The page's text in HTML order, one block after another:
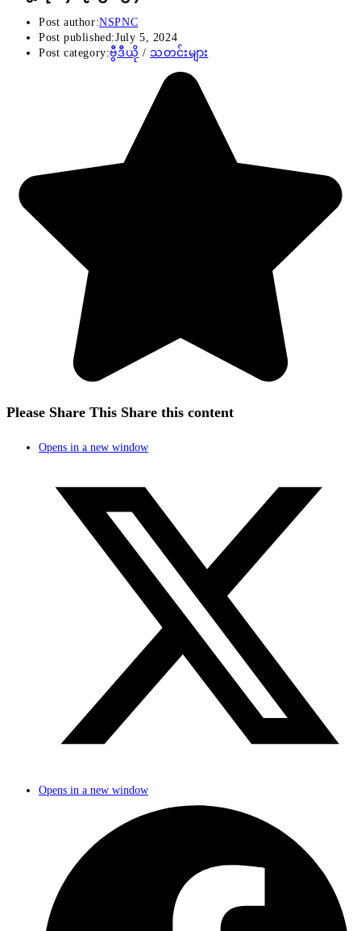
Post author:NSPNC
Post published:July 5, 2024
Post category:ဗွီဒီယို / သတင်းများ
Please Share This Share this content
Opens in a new window
Opens in a new window